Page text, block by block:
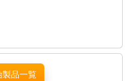
製品一覧